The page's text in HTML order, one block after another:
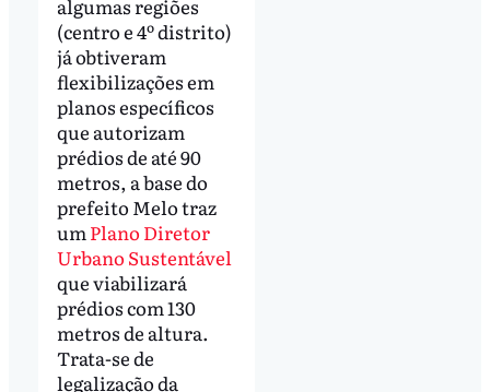
algumas regiões
(centro e 4º distrito)
já obtiveram
flexibilizações em
planos específicos
que autorizam
prédios de até 90
metros, a base do
prefeito Melo traz
um Plano Diretor
Urbano Sustentável
que viabilizará
prédios com 130
metros de altura.
Trata-se de
legalização da